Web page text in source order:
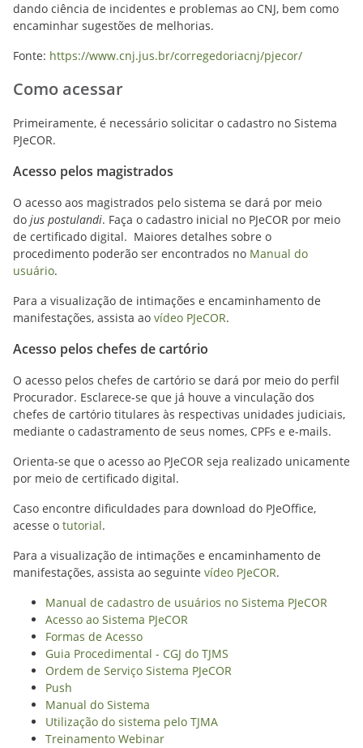
dando ciência de incidentes e problemas ao CNJ, bem como
encaminhar sugestões de melhorias.
Fonte: https://www.cnj.jus.br/corregedoriacnj/pjecor/
Como acessar
Primeiramente, é necessário solicitar o cadastro no Sistema
PJeCOR.
Acesso pelos magistrados
O acesso aos magistrados pelo sistema se dará por meio
do jus postulandi. Faça o cadastro inicial no PJeCOR por meio
de certificado digital. Maiores detalhes sobre o
procedimento poderão ser encontrados no Manual do
usuário.
Para a visualização de intimações e encaminhamento de
manifestações, assista ao vídeo PJeCOR.
Acesso pelos chefes de cartório
O acesso pelos chefes de cartório se dará por meio do perfil
Procurador. Esclarece-se que já houve a vinculação dos
chefes de cartório titulares às respectivas unidades judiciais,
mediante o cadastramento de seus nomes, CPFs e e-mails.
Orienta-se que o acesso ao PJeCOR seja realizado unicamente
por meio de certificado digital.
Caso encontre dificuldades para download do PJeOffice,
acesse o tutorial.
Para a visualização de intimações e encaminhamento de
manifestações, assista ao seguinte vídeo PJeCOR.
Manual de cadastro de usuários no Sistema PJeCOR
Acesso ao Sistema PJeCOR
Formas de Acesso
Guia Procedimental - CGJ do TJMS
Ordem de Serviço Sistema PJeCOR
Push
Manual do Sistema
Utilização do sistema pelo TJMA
Treinamento Webinar